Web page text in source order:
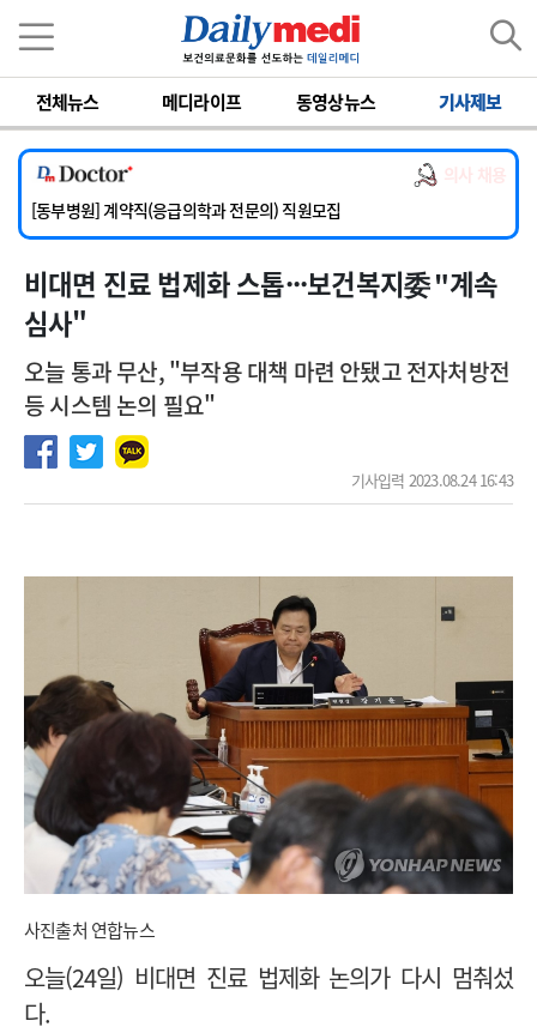
전체뉴스 메디라이프 동영상뉴스 기사제보
의사 채용
[서울아산병원] 2026년 하반기 인턴 모집
[영남대학교의료원] 마취통증의학과 임기제 임상의사 채용
[충남대학교병원] 소아청소년과(소아응급전담) 계약직 의사 공개채용
[동부병원] 계약직(응급의학과 전문의) 직원모집
[이대목동병원] 하반기 전공의(레지던트1년차) 모집
[서울아산병원] 2026년 하반기 인턴 모집
[영남대학교의료원] 마취통증의학과 임기제 임상의사 채용
비대면 진료 법제화 스톱···보건복지委 "계속
심사"
오늘 통과 무산, "부작용 대책 마련 안됐고 전자처방전
등 시스템 논의 필요"
기사입력 2023.08.24 16:43
사진출처 연합뉴스
오늘(24일) 비대면 진료 법제화 논의가 다시 멈춰섰
다.